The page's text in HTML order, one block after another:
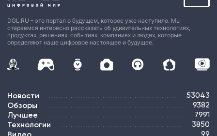
DGL.RU – это портал о будущем, которое уже наступило. Мы
стараемся интересно рассказать об удивительных технологиях,
продуктах, решениях, событиях, компаниях и людях, которые
определяют наше цифровое настоящее и будущее.
Новости 53043
Обзоры 9382
Лучшее 7991
Технологии 3850
Видео 99